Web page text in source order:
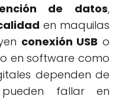
de datos,
en maquilas
conexión USB o
en software como
dependen de
fallar en